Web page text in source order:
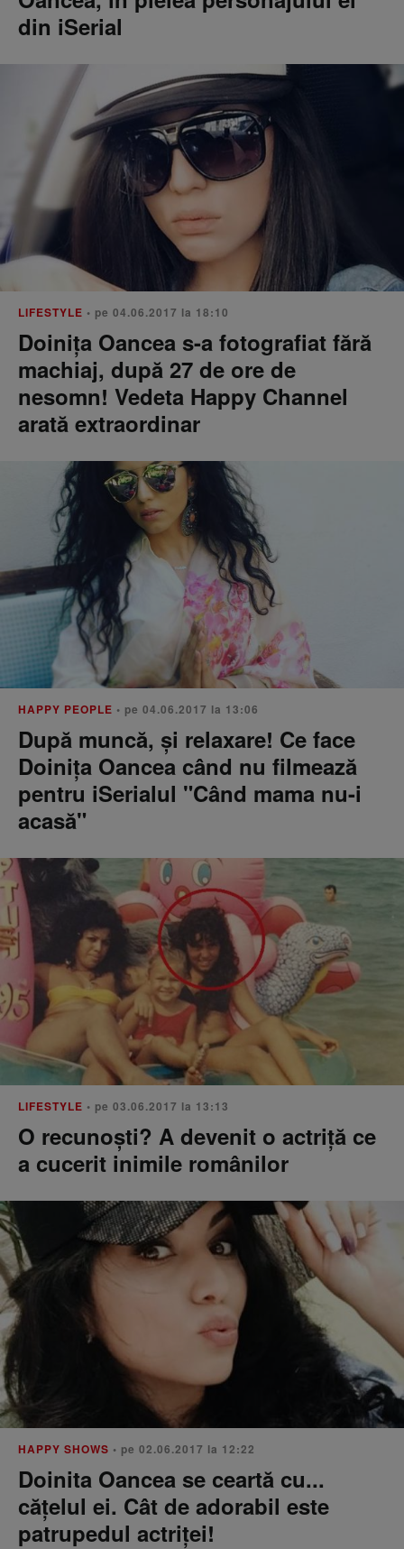
din iSerial
LIFESTYLE • pe 04.06.2017 la 18:10
Doiniţa Oancea s-a fotografiat fără
machiaj, după 27 de ore de
nesomn! Vedeta Happy Channel
arată extraordinar
HAPPY PEOPLE • pe 04.06.2017 la 13:06
După muncă, şi relaxare! Ce face
Doiniţa Oancea când nu filmează
pentru iSerialul "Când mama nu-i
acasă"
LIFESTYLE • pe 03.06.2017 la 13:13
O recunoşti? A devenit o actriţă ce
a cucerit inimile românilor
HAPPY SHOWS • pe 02.06.2017 la 12:22
Doinita Oancea se ceartă cu...
cățelul ei. Cât de adorabil este
patrupedul actriței!